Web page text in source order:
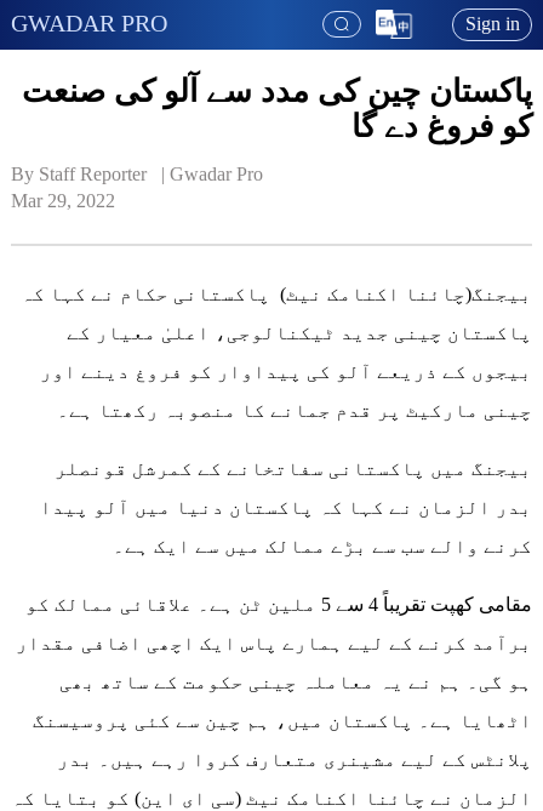
GWADAR PRO Sign in
پاکستان چین کی مدد سے آلو کی صنعت
کو فروغ دے گا
By Staff Reporter   | Gwadar Pro
Mar 29, 2022
بیجنگ(چائنا اکنامک نیٹ) پاکستانی حکام نے کہا کہ
پاکستان چینی جدید ٹیکنالوجی، اعلیٰ معیار کے
بیجوں کے ذریعے آلو کی پیداوار کو فروغ دینے اور
چینی مارکیٹ پر قدم جمانے کا منصوبہ رکھتا ہے۔
بدر الزمان نے کہا کہ پاکستان دنیا میں آلو پیدا
کرنے والے سب سے بڑے ممالک میں سے ایک ہے۔
مقامی کھپت تقریباً 4 سے 5 ملین ٹن ہے۔ علاقائی ممالک کو
برآمد کرنے کے لیے ہمارے پاس ایک اچھی اضافی مقدار
ہو گی۔ ہم نے یہ معاملہ چینی حکومت کے ساتھ بھی
اٹھایا ہے۔ پاکستان میں، ہم چین سے کئی پروسیسنگ
پلانٹس کے لیے مشینری متعارف کروا رہے ہیں۔ بدر
الزمان نے چائنا اکنامک نیٹ (سی ای این) کو بتایا کہ